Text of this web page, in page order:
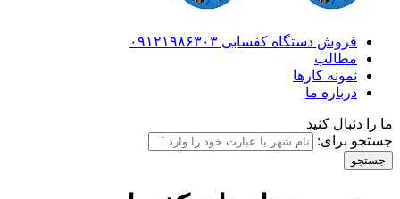
فروش دستگاه کفسابی ۰۹۱۲۱۹۸۶۳۰۳
مطالب
نمونه کارها
درباره ما
ما را دنبال کنید
جستجو برای: